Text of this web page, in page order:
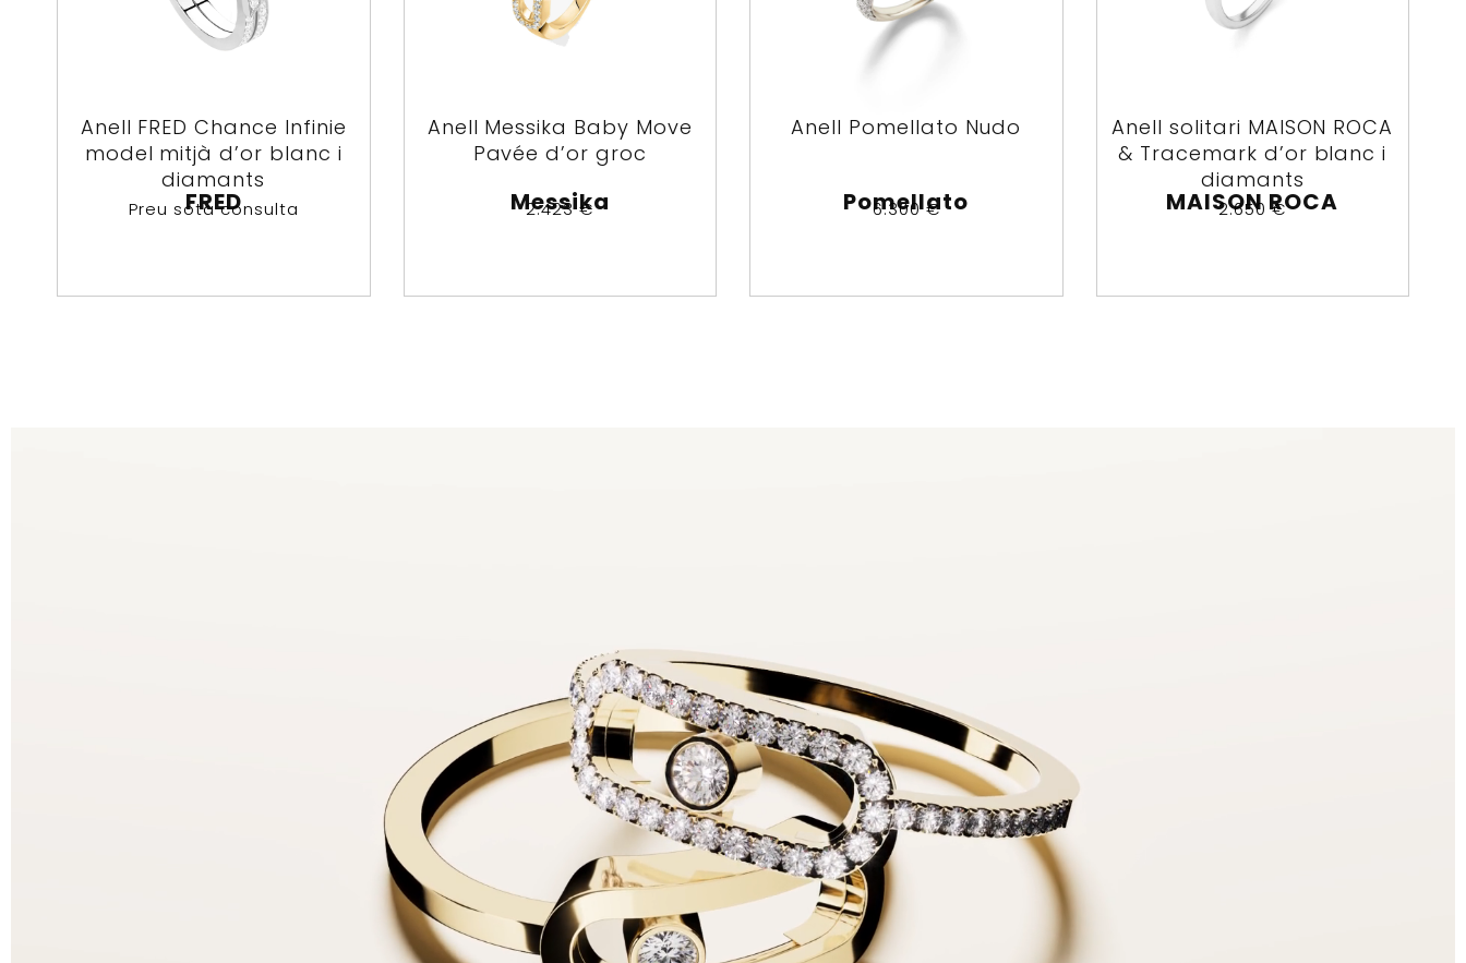
Anell FRED Chance Infinie
model mitjà d’or blanc i
diamants
FRED
Preu sota consulta
Anell Messika Baby Move
Pavée d’or groc
Messika
2.423€
Anell Pomellato Nudo
Pomellato
6.300€
Anell solitari MAISON ROCA
& Tracemark d’or blanc i
diamants
MAISON ROCA
2.650€